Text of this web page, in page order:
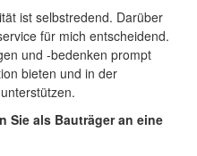
ist selbstredend. Darüber
für mich entscheidend.
und -bedenken prompt
bieten und in der
Sie als Bauträger an eine